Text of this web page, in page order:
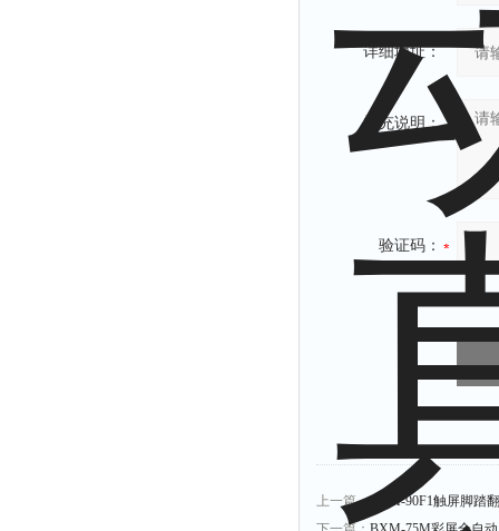
详细地址：
补充说明：
验证码：
上一篇： BXM-90F1触屏脚踏